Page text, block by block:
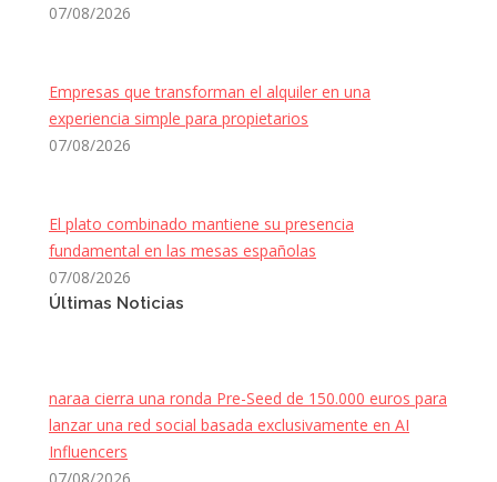
07/08/2026
Empresas que transforman el alquiler en una
experiencia simple para propietarios
07/08/2026
El plato combinado mantiene su presencia
fundamental en las mesas españolas
07/08/2026
Últimas Noticias
naraa cierra una ronda Pre-Seed de 150.000 euros para
lanzar una red social basada exclusivamente en AI
Influencers